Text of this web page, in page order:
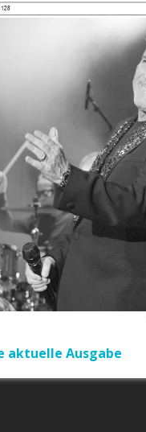
aktuelle Ausgabe